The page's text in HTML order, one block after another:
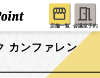
店舗一覧 会議室予約
カンファレン